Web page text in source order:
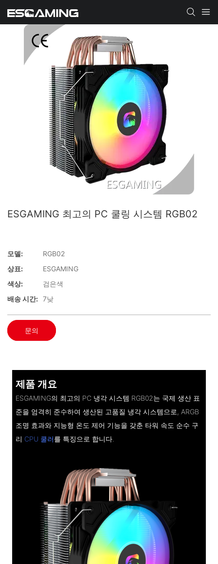
ESGAMING 최고의 PC 쿨링 시스템 RGB02
모델:
RGB02
상표:
ESGAMING
색상:
검은색
배송 시간: 7낮
문의
제품 개요
ESGAMING의 최고의 PC 냉각 시스템 RGB02는 국제 생산 표
준을 엄격히 준수하여 생산된 고품질 냉각 시스템으로, ARGB
조명 효과와 지능형 온도 제어 기능을 갖춘 타워 속도 순수 구
리 CPU 쿨러를 특징으로 합니다.